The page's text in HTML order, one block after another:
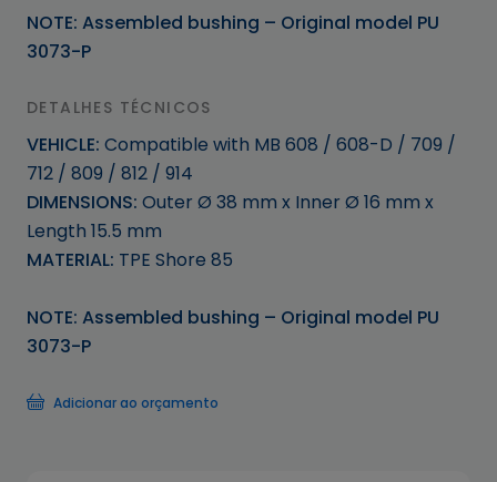
NOTE: Assembled bushing – Original model PU
3073-P
DETALHES TÉCNICOS
VEHICLE: Compatible with MB 608 / 608-D / 709 /
712 / 809 / 812 / 914
DIMENSIONS: Outer Ø 38 mm x Inner Ø 16 mm x
Length 15.5 mm
MATERIAL: TPE Shore 85
NOTE: Assembled bushing – Original model PU
3073-P
Adicionar ao orçamento